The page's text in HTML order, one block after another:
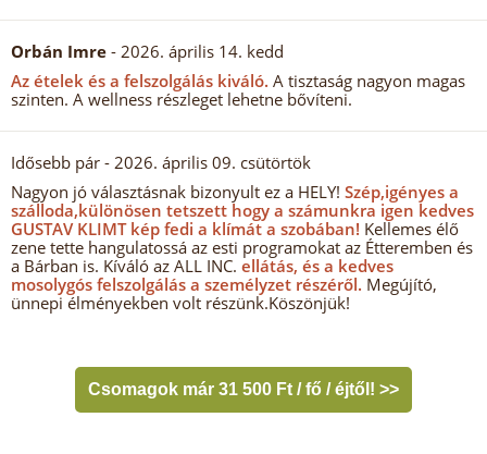
Orbán Imre - 2026. április 14. kedd
Az ételek és a felszolgálás kiváló. A tisztaság nagyon magas
szinten. A wellness részleget lehetne bővíteni.
Idősebb pár - 2026. április 09. csütörtök
Nagyon jó választásnak bizonyult ez a HELY! Szép,igényes a
szálloda,különösen tetszett hogy a számunkra igen kedves
GUSTAV KLIMT kép fedi a klímát a szobában! Kellemes élő
zene tette hangulatossá az esti programokat az Étteremben és
a Bárban is. Kíváló az ALL INC. ellátás, és a kedves
mosolygós felszolgálás a személyzet részéről. Megújító,
ünnepi élményekben volt részünk.Köszönjük!
Csomagok már 31 500 Ft / fő / éjtől! >>